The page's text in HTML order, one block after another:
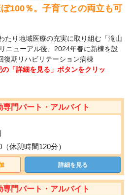
100％。子育てとの両立も可
たり地域医療の充実に取り組む「滝山
ニューアル後、2024年春に新棟を設
復期リハビリテーション病棟
「詳細を見る」ボタンをクリッ
門パート・アルバイト
休憩時間120分）
詳細を見る
門パート・アルバイト